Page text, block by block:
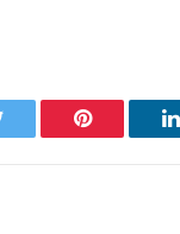
Twitter Pinterest